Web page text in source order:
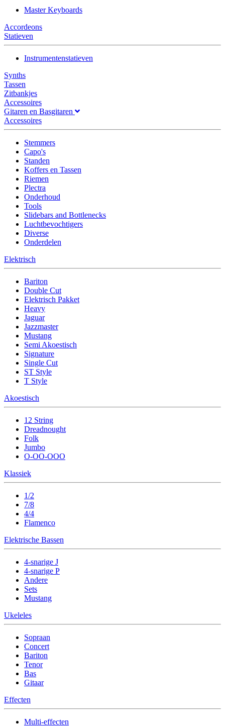
Master Keyboards
Accordeons
Statieven
Instrumentenstatieven
Synths
Tassen
Zitbankjes
Accessoires
Gitaren en Basgitaren
Accessoires
Stemmers
Capo's
Standen
Koffers en Tassen
Riemen
Plectra
Onderhoud
Tools
Slidebars and Bottlenecks
Luchtbevochtigers
Diverse
Onderdelen
Elektrisch
Bariton
Double Cut
Elektrisch Pakket
Heavy
Jaguar
Jazzmaster
Mustang
Semi Akoestisch
Signature
Single Cut
ST Style
T Style
Akoestisch
12 String
Dreadnought
Folk
Jumbo
O-OO-OOO
Klassiek
1/2
7/8
4/4
Flamenco
Elektrische Bassen
4-snarige J
4-snarige P
Andere
Sets
Mustang
Ukeleles
Sopraan
Concert
Bariton
Tenor
Bas
Gitaar
Effecten
Multi-effecten